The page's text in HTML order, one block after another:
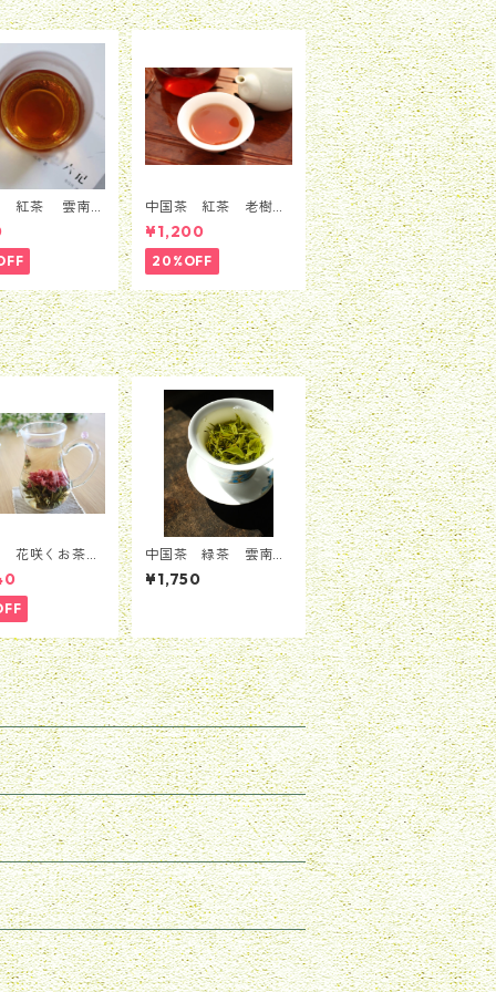
紅茶 雲南紅
中国茶 紅茶 老樹紅
茶 50g
¥1,200
20%OFF
花咲くお茶
ション 5粒
1種類*5粒）
中国茶 緑茶 雲南緑
茶 50g
¥1,750